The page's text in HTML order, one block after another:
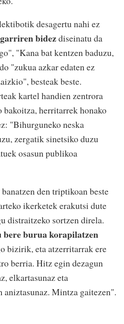
desagertu nahi ez
bidezdiseinatu da
"Kana bat kentzen baduzu,
"zukua azkar edaten ez
besteak beste.
kartel handien zentrora
bakoitza, herritarrek honako
"Bihurguneko neska
zergatik sinetsiko duzu
osasun publikoa
den triptikoan beste
ikerketek erakutsi dute
distraitzeko sortzen direla.
bere burua korapilatzen
bizirik, eta atzerritarrak ere
berria. Hitz egin dezagun
elkartasunaz eta
aniztasunaz. Mintza gaitezen".